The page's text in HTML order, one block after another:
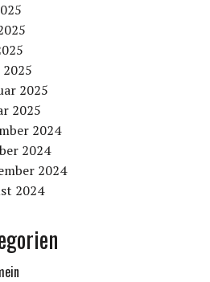
2025
2025
2024
2024
2024
2024